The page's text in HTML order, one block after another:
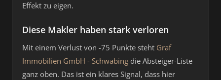
Effekt zu eigen.
Diese Makler haben stark verloren
Mit einem Verlust von -75 Punkte steht Graf
Immobilien GmbH - Schwabing die Absteiger-Liste
ganz oben. Das ist ein klares Signal, dass hier